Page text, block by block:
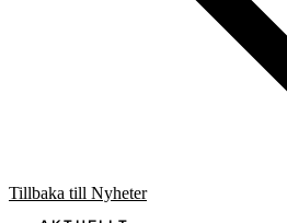
Tillbaka till Nyheter